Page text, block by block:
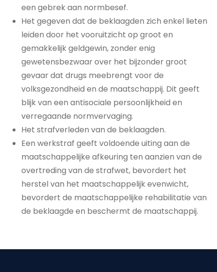
een gebrek aan normbesef.
Het gegeven dat de beklaagden zich enkel lieten
leiden door het vooruitzicht op groot en
gemakkelijk geldgewin, zonder enig
gewetensbezwaar over het bijzonder groot
gevaar dat drugs meebrengt voor de
volksgezondheid en de maatschappij. Dit geeft
blijk van een antisociale persoonlijkheid en
verregaande normvervaging.
Het strafverleden van de beklaagden.
Een werkstraf geeft voldoende uiting aan de
maatschappelijke afkeuring ten aanzien van de
overtreding van de strafwet, bevordert het
herstel van het maatschappelijk evenwicht,
bevordert de maatschappelijke rehabilitatie van
de beklaagde en beschermt de maatschappij.